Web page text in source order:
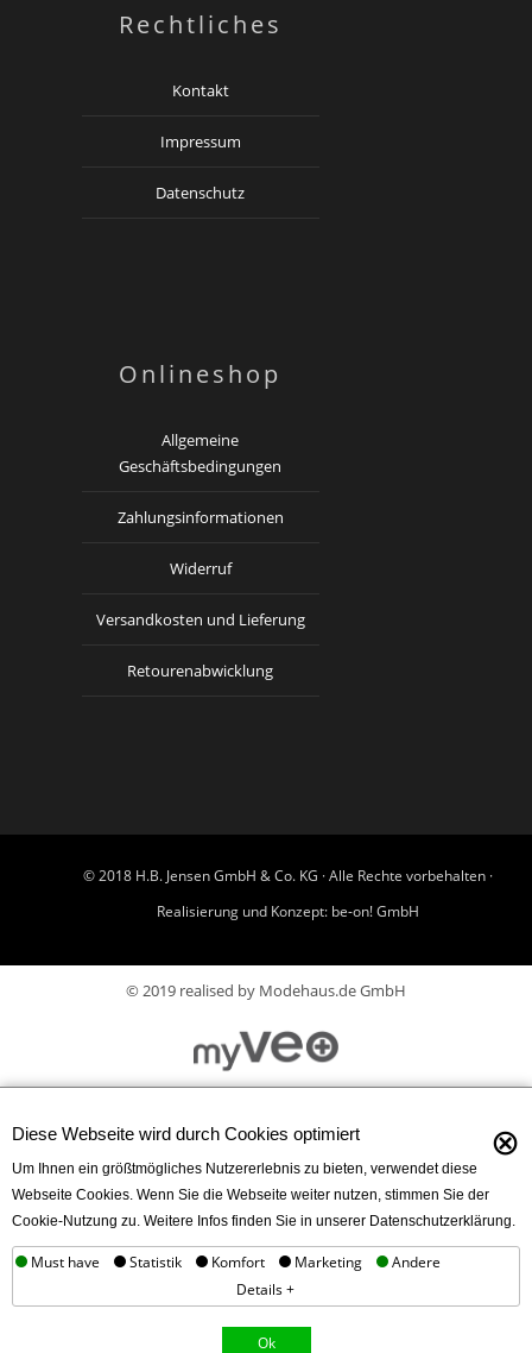
Rechtliches
Kontakt
Impressum
Datenschutz
Onlineshop
Allgemeine
Geschäftsbedingungen
Zahlungsinformationen
Widerruf
Versandkosten und Lieferung
Retourenabwicklung
© 2018 H.B. Jensen GmbH & Co. KG · Alle Rechte vorbehalten ·
Realisierung und Konzept: be-on! GmbH
© 2019 realised by Modehaus.de GmbH
Diese Webseite wird durch Cookies optimiert ⊗
Um Ihnen ein größtmögliches Nutzererlebnis zu bieten, verwendet diese
Webseite Cookies. Wenn Sie die Webseite weiter nutzen, stimmen Sie der
Cookie-Nutzung zu. Weitere Infos finden Sie in unserer Datenschutzerklärung.
Must have Statistik Komfort Marketing
Andere
Details +
Ok